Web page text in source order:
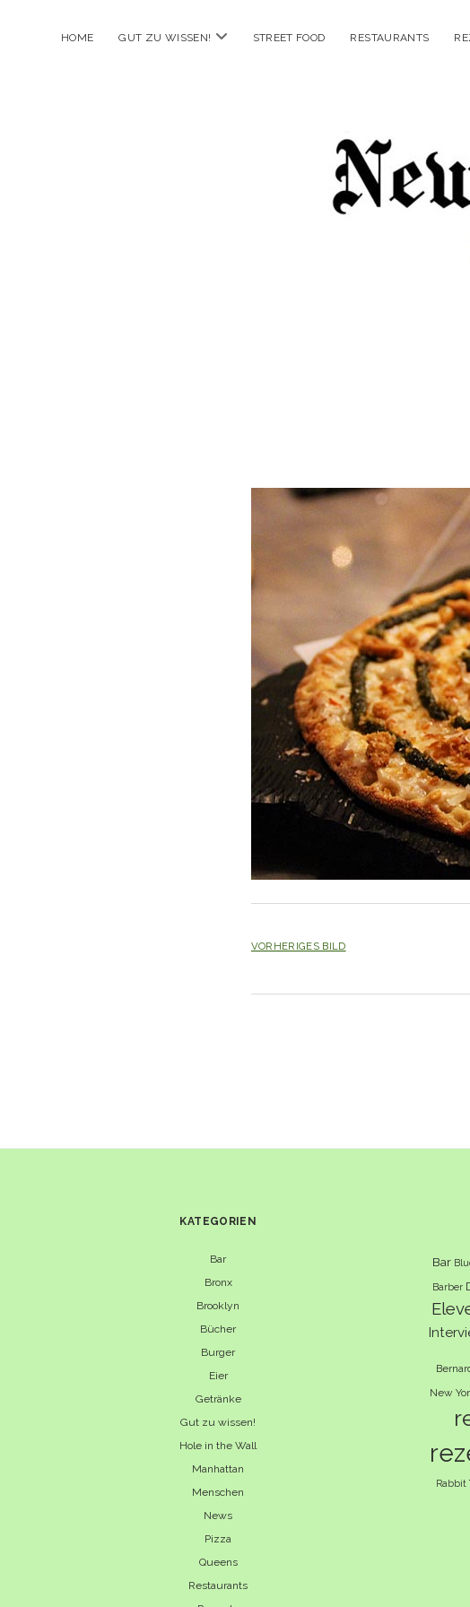
HOME GUT ZU WISSEN! Menü
STREET FOOD RESTAURANTS
VORHERIGES BILD
KATEGORIEN
Bar
Bronx
Brooklyn
Bücher
Burger
Eier
Getränke
Gut zu wissen!
Hole in the Wall
Manhattan
Menschen
News
Pizza
Queens
Restaurants
Bar
Barber
New
Rabbit